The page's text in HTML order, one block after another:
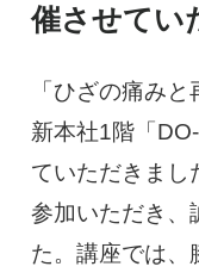
慢性
ドク
症例
よく
催させてい
「ひざの痛み
新本社1階「
ていただきまし
参加いただき、
た。講座では、